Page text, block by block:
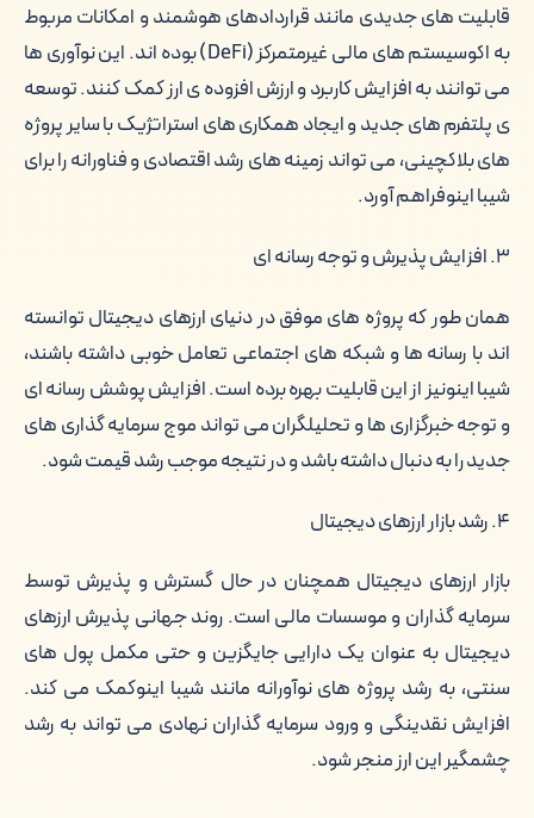
قابلیت های جدیدی مانند قراردادهای هوشمند و امکانات مربوط
به اکوسیستم های مالی غیرمتمرکز (DeFi) بوده اند. این نوآوری ها
می توانند به افزایش کاربرد و ارزش افزوده ی ارز کمک کنند. توسعه
ی پلتفرم های جدید و ایجاد همکاری های استراتژیک با سایر پروژه
های بلاکچینی، می تواند زمینه های رشد اقتصادی و فناورانه را برای
شیبا اینوفراهم آورد.
۳. افزایش پذیرش و توجه رسانه ای
همان طور که پروژه های موفق در دنیای ارزهای دیجیتال توانسته
اند با رسانه ها و شبکه های اجتماعی تعامل خوبی داشته باشند،
شیبا اینونیز از این قابلیت بهره برده است. افزایش پوشش رسانه ای
و توجه خبرگزاری ها و تحلیلگران می تواند موج سرمایه گذاری های
جدید را به دنبال داشته باشد و در نتیجه موجب رشد قیمت شود.
۴. رشد بازار ارزهای دیجیتال
بازار ارزهای دیجیتال همچنان در حال گسترش و پذیرش توسط
سرمایه گذاران و موسسات مالی است. روند جهانی پذیرش ارزهای
دیجیتال به عنوان یک دارایی جایگزین و حتی مکمل پول های
سنتی، به رشد پروژه های نوآورانه مانند شیبا اینوکمک می کند.
افزایش نقدینگی و ورود سرمایه گذاران نهادی می تواند به رشد
چشمگیر این ارز منجر شود.